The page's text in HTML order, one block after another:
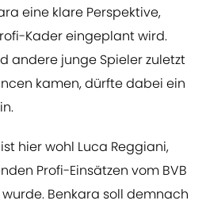
eine klare Perspektive,
Kader eingeplant wird.
andere junge Spieler zuletzt
kamen, dürfte dabei ein
hier wohl Luca Reggiani,
Profi-Einsätzen vom BVB
Benkara soll demnach